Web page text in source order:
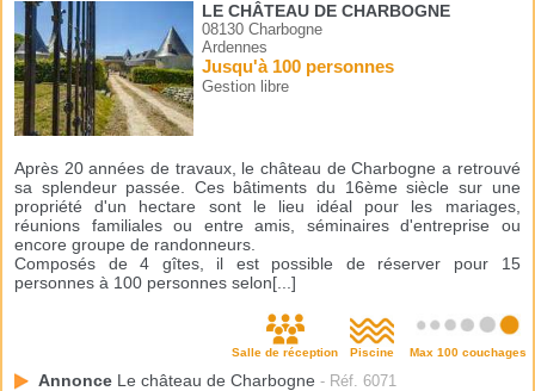
LE CHÂTEAU DE CHARBOGNE
08130 Charbogne
Ardennes
Jusqu'à 100 personnes
Gestion libre
Après 20 années de travaux, le château de Charbogne a retrouvé
sa splendeur passée. Ces bâtiments du 16ème siècle sur une
propriété d'un hectare sont le lieu idéal pour les mariages,
réunions familiales ou entre amis, séminaires d'entreprise ou
encore groupe de randonneurs.
Composés de 4 gîtes, il est possible de réserver pour 15
personnes à 100 personnes selon[...]
Salle de réception Piscine Max 100 couchages
Annonce Le château de Charbogne - Réf. 6071